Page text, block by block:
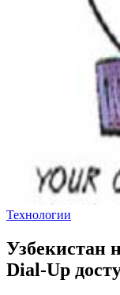
Технологии
Узбекистан
Dial-Up